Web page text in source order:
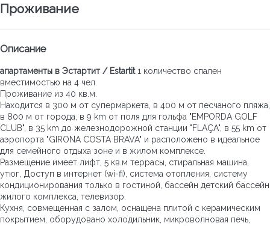
Проживание
Описание
апартаменты в Эстартит / Estartit1 количество спален
вместимостью на 4 чел.
Проживание из 40 кв.м.
Находится в 300 м от супермаркета, в 400 м от песчаного пляжа,
в 800 м от города, в 9 km от поля для гольфа "EMPORDA GOLF
CLUB", в 35 km до железнодорожной станции "FLAÇA", в 55 km от
аэропорта "GIRONA COSTA BRAVA" и расположено в идеальное
для семейного отдыха зоне и в жилом комплексе.
Размещение имеет лифт, 5 кв.м террасы, стиральная машина,
утюг, Доступ в интернет (wi-fi), система отопления, систему
кондиционирования только в гостиной, бассейн детский бассейн
жилого комплекса, телевизор.
Кухня, совмещенная с залом, оснащена плитой с керамическим
покрытием, оборудовано холодильник, микроволновая печь,